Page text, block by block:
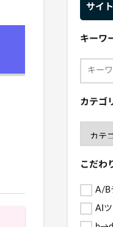
サイ
キーワ
カテゴ
こだわ
A/B
AI